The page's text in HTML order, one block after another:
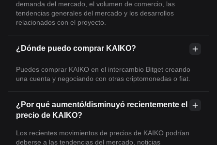
demanda del mercado, el volumen de comercio, las
tendencias generales del mercado y los desarrollos
relacionados con el proyecto.
¿Dónde puedo comprar KAIKO?
Puedes comprar KAIKO en el intercambio Bitget creando
una cuenta y negociando con otras criptomonedas o fiat.
¿Por qué aumentó/disminuyó recientemente el
precio de KAIKO?
Los recientes movimientos de precios de KAIKO podrían
deberse a las tendencias del mercado, noticias